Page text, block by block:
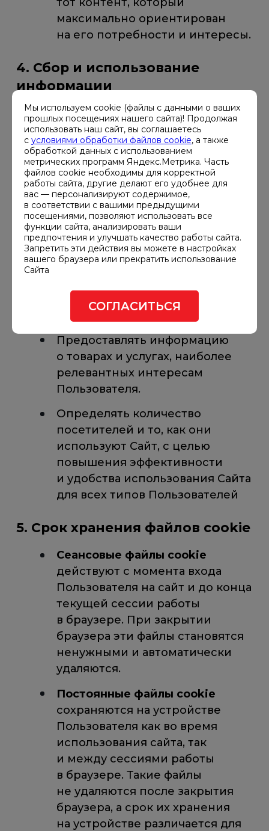
максимально ориентирован
на его потребности и интересы.
4. Сбор и использование
информации
Файлы cookie собираются
автоматически, с согласия
Пользователя, и используются
в различных целях, в том числе, чтобы:
Облегчить Оператору
получение информации
о посещениях Пользователями
Сайта.
Анализировать информацию
Пользователями для
Предоставлять информацию
о товарах и услугах, наиболее
релевантных интересам
Пользователя.
Определять количество
посетителей и то, как они
используют Сайт, с целью
повышения эффективности
и удобства использования Сайта
для всех типов Пользователей
5. Срок хранения файлов cookie
Сеансовые файлы cookie
действуют с момента входа
Пользователя на сайт и до конца
текущей сессии работы
в браузере. При закрытии
браузера эти файлы становятся
ненужными и автоматически
удаляются.
Постоянные файлы cookie
сохраняются на устройстве
Пользователя как во время
использования сайта, так
и между сессиями работы
в браузере. Такие файлы
не удаляются после закрытия
браузера, а срок их хранения
на устройстве различается для
Мы используем cookie (файлы с данными о ваших
прошлых посещениях нашего сайта)! Продолжая
использовать наш сайт, вы соглашаетесь
с условиями обработки файлов cookie, а также
обработкой данных с использованием
метрических программ Яндекс.Метрика. Часть
файлов cookie необходимы для корректной
работы сайта, другие делают его удобнее для
вас — персонализируют содержимое,
в соответствии с вашими предыдущими
посещениями, позволяют использовать все
функции сайта, анализировать ваши
предпочтения и улучшать качество работы сайта.
Запретить эти действия вы можете в настройках
вашего браузера или прекратить использование
Сайта
СОГЛАСИТЬСЯ